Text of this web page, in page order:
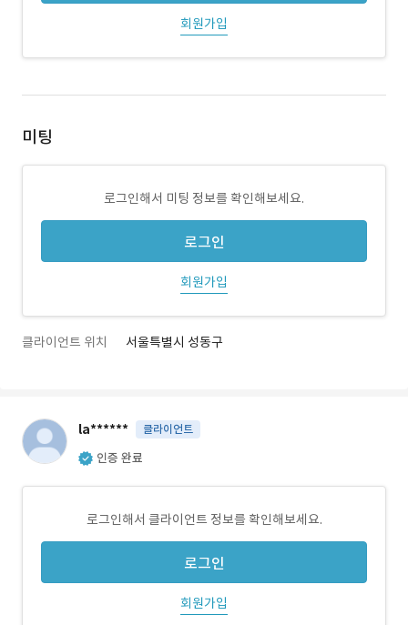
회원가입
미팅
로그인해서 미팅 정보를 확인해보세요.
로그인
회원가입
클라이언트 위치 서울특별시 성동구
la****** 클라이언트
인증 완료
로그인해서 클라이언트 정보를 확인해보세요.
로그인
회원가입